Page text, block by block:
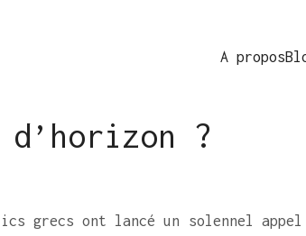
A propos
d’horizon ?
grecs ont lancé un solennel